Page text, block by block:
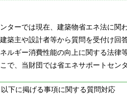
ターでは現在、建築物省エネ法に
築主や設計者等から質問を受付け
ルギー消費性能の向上に関する法
で、当財団では省エネサポートセン
以下に掲げる事項に関する質問対応